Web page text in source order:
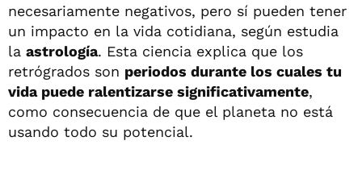
necesariamente negativos, pero sí pueden tener
un impacto en la vida cotidiana, según estudia
la astrología. Esta ciencia explica que los
retrógrados son periodos durante los cuales tu
vida puede ralentizarse significativamente,
como consecuencia de que el planeta no está
usando todo su potencial.